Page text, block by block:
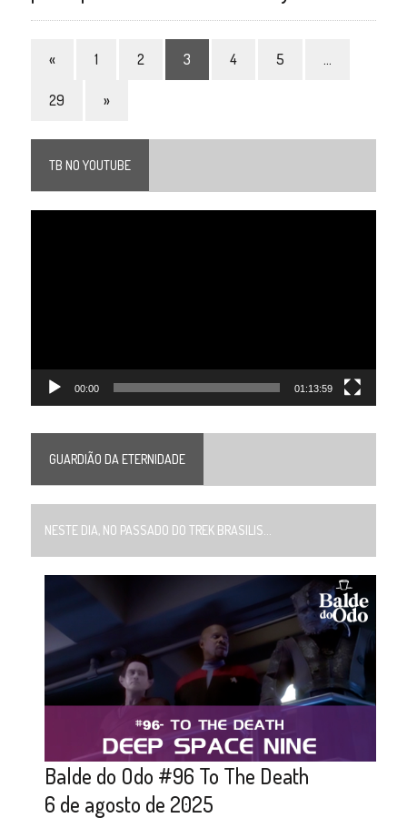
« 1 2 3 4 5 …
29 »
TB NO YOUTUBE
00:00 01:13:59
GUARDIÃO DA ETERNIDADE
NESTE DIA, NO PASSADO DO TREK BRASILIS...
Balde do Odo #96 To The Death
6 de agosto de 2025